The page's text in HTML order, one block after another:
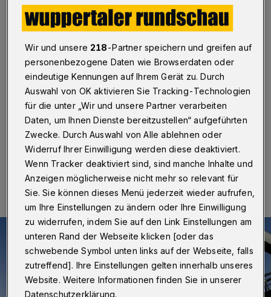
Im Oldtimerbus durch
Wuppertal
Wuppertal·Von Westen nach Osten, von spannender
Historie bis Mut machender Zukunftsmusik, vom Tal
über die Hänge. Auf einer Stadtrundfahrt mit dem
Oldtimerbus entdecken Gäste seit April jeden Samstag
ab 11 Uhr bis zum Herbst die Wuppertaler Highlights.
04.06.2025 , 10:45 Uhr Eine Minute Lesezeit
Wir und unsere 218-Partner speichern und greifen auf
personenbezogene Daten wie Browserdaten oder
eindeutige Kennungen auf Ihrem Gerät zu. Durch
Auswahl von OK aktivieren Sie Tracking-Technologien
für die unter „Wir und unsere Partner verarbeiten
Daten, um Ihnen Dienste bereitzustellen“ aufgeführten
Zwecke. Durch Auswahl von Alle ablehnen oder
Widerruf Ihrer Einwilligung werden diese deaktiviert.
Wenn Tracker deaktiviert sind, sind manche Inhalte und
Anzeigen möglicherweise nicht mehr so relevant für
Sie. Sie können dieses Menü jederzeit wieder aufrufen,
um Ihre Einstellungen zu ändern oder Ihre Einwilligung
zu widerrufen, indem Sie auf den Link Einstellungen am
unteren Rand der Webseite klicken [oder das
schwebende Symbol unten links auf der Webseite, falls
zutreffend]. Ihre Einstellungen gelten innerhalb unseres
Website. Weitere Informationen finden Sie in unserer
Datenschutzerklärung.